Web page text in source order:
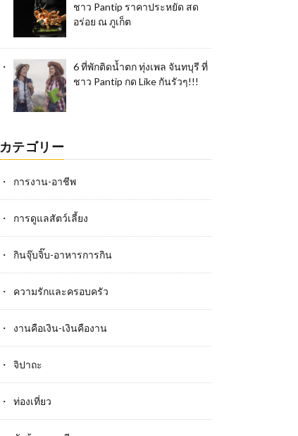
ชาว Pantip ราคาประหยัด สด
อร่อย ณ ภูเก็ต
6 ที่พักติดน้ำตก ทุ่งเพล จันทบุรี ที่
ชาว Pantip กด Like กันรัวๆ!!!
カテゴリー
การงาน-อาชีพ
การดูแลสัตว์เลี้ยง
กินจุ๊บจิ๊บ-อาหารการกิน
ความรักและครอบครัว
งานคือเงิน-เงินคืองาน
จิปาถะ
ท่องเที่ยว